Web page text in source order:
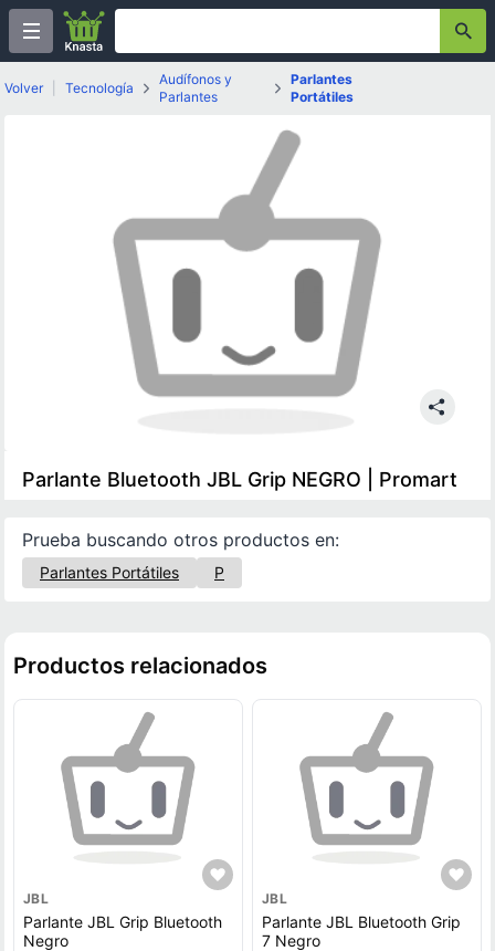
Volver Tecnología
Audífonos y
Parlantes
Parlantes
Portátiles
Parlante Bluetooth JBL Grip NEGRO | Promart
Prueba buscando otros productos en:
Parlantes Portátiles P
Productos relacionados
JBL
Parlante JBL Grip Bluetooth
Negro
JBL
Parlante JBL Bluetooth Grip
7 Negro